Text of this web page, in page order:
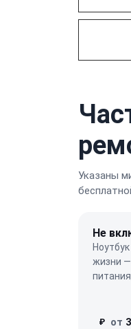
Указаны
Не
жизни —
₽ от